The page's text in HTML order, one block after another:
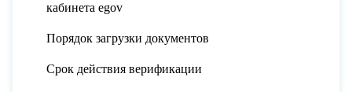
кабинета egov
Порядок загрузки документов
Срок действия верификации